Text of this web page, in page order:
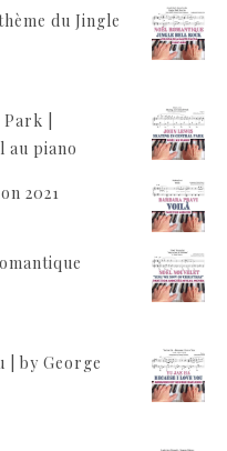
du Jingle
|
au piano
2021
| by George